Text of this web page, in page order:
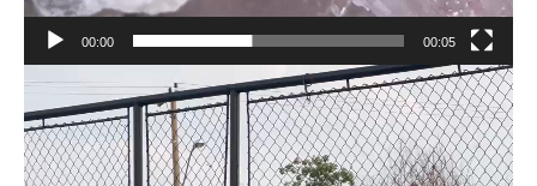
00:00 00:05
vídeo